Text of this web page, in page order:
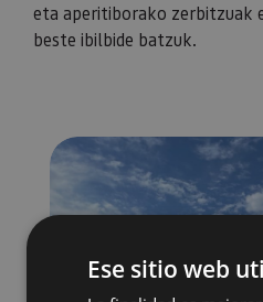
eta aperitiborako zerbitzuak
beste ibilbide batzuk.
Ese sitio web